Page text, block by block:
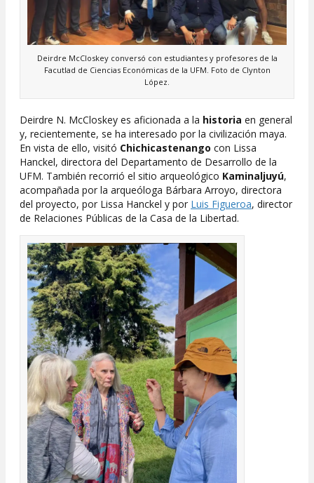
Deirdre McCloskey conversó con estudiantes y profesores de la
Facutlad de Ciencias Económicas de la UFM. Foto de Clynton
López.
Deirdre N. McCloskey es aficionada a la historia en general
y, recientemente, se ha interesado por la civilización maya.
En vista de ello, visitó Chichicastenango con Lissa
Hanckel, directora del Departamento de Desarrollo de la
UFM. También recorrió el sitio arqueológico Kaminaljuyú,
acompañada por la arqueóloga Bárbara Arroyo, directora
del proyecto, por Lissa Hanckel y por Luis Figueroa, director
de Relaciones Públicas de la Casa de la Libertad.